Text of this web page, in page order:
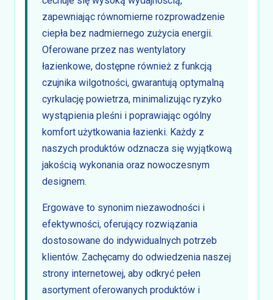
zapewniając równomierne rozprowadzenie
ciepła bez nadmiernego zużycia energii.
Oferowane przez nas wentylatory
łazienkowe, dostępne również z funkcją
czujnika wilgotności, gwarantują optymalną
cyrkulację powietrza, minimalizując ryzyko
wystąpienia pleśni i poprawiając ogólny
komfort użytkowania łazienki. Każdy z
naszych produktów odznacza się wyjątkową
jakością wykonania oraz nowoczesnym
designem.
Ergowave to synonim niezawodności i
efektywności, oferujący rozwiązania
dostosowane do indywidualnych potrzeb
klientów. Zachęcamy do odwiedzenia naszej
strony internetowej, aby odkryć pełen
asortyment oferowanych produktów i